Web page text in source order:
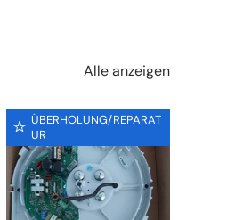
Alle anzeigen
ÜBERHOLUNG/REPARAT
UR